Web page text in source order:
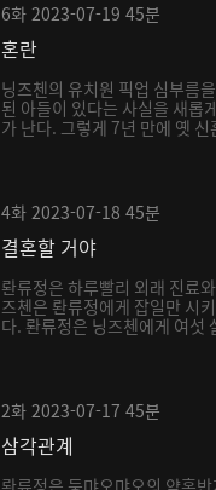
6화 2023-07-19 45분
혼란
닝즈첸의 유치원 픽업 심부름
된 아들이 있다는 사실을 새롭
가 난다. 그렇게 7년 만에 옛
4화 2023-07-18 45분
결혼할 거야
롼류정은 하루빨리 외래 진료
즈첸은 롼류정에게 잡일만 시
다. 롼류정은 닝즈첸에게 여섯
2화 2023-07-17 45분
삼각관계
롼류정은 둥먀오먀오의 약혼